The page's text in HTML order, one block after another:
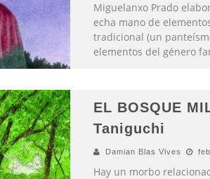
Miguelanxo Prado
echa mano de
tradicional (un
elementos del género
EL BOSQUE
Taniguchi
Damian Blas Vives
Hay un morbo